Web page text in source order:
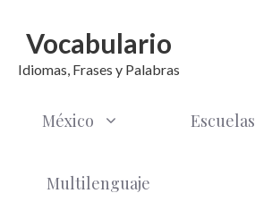
Vocabulario
Idiomas, Frases y Palabras
México Escuelas
Multilenguaje